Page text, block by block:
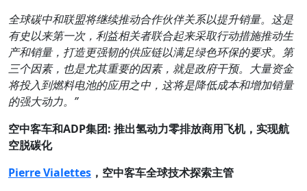
全球碳中和联盟将继续推动合作伙伴关系以提升销量。这是
有史以来第一次，利益相关者联合起来采取行动措施推动生
产和销量，打造更强韧的供应链以满足绿色环保的要求。第
三个因素，也是尤其重要的因素，就是政府干预。大量资金
将投入到燃料电池的应用之中，这将是降低成本和增加销量
的强大动力。”
空中客车和ADP集团: 推出氢动力零排放商用飞机，实现航
空脱碳化
Pierre Vialettes ，空中客车全球技术探索主管